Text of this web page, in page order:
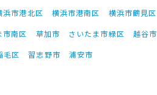
浜市港北区 横浜市港南区 横浜市鶴見区
市南区 草加市 さいたま市緑区
越谷市
毛区 習志野市 浦安市